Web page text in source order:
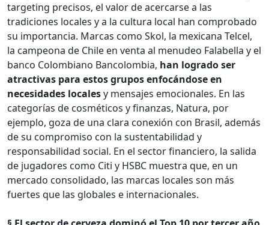
targeting precisos, el valor de acercarse a las
tradiciones locales y a la cultura local han comprobado
su importancia. Marcas como Skol, la mexicana Telcel,
la campeona de Chile en venta al menudeo Falabella y el
banco Colombiano Bancolombia, han logrado ser
atractivas para estos grupos enfocándose en
necesidades localesy mensajes emocionales. En las
categorías de cosméticos y finanzas, Natura, por
ejemplo, goza de una clara conexión con Brasil, además
de su compromiso con la sustentabilidad y
responsabilidad social. En el sector financiero, la salida
de jugadores como Citi y HSBC muestra que, en un
mercado consolidado, las marcas locales son más
fuertes que las globales e internacionales.